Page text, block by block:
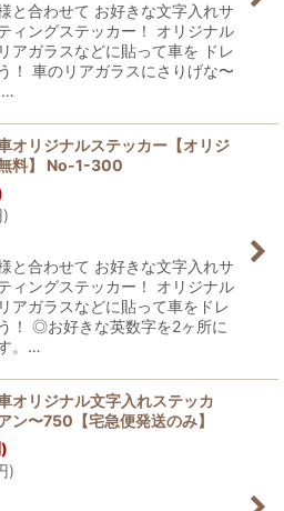
と合わせて お好きな文字入れサ
ィングステッカー！ オリジナル
アガラスなどに貼って車を ドレ
！ 車のリアガラスにさりげな〜
…
オリジナルステッカー【オリジ
料】 No-1-300
)
と合わせて お好きな文字入れサ
ィングステッカー！ オリジナル
アガラスなどに貼って車をドレ
！ ◎お好きな英数字を2ヶ所に
。…
オリジナル文字入れステッカ
ン〜750【宅急便発送のみ】
)